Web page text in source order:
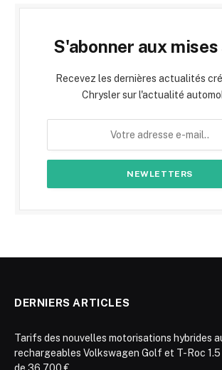
S'abonner aux mises
Recevez les dernières actualités
Chrysler sur l'actualité
DERNIERS ARTICLES
Tarifs des nouvelles motorisations hybrides
rechargeables Volkswagen Golf et T-Roc